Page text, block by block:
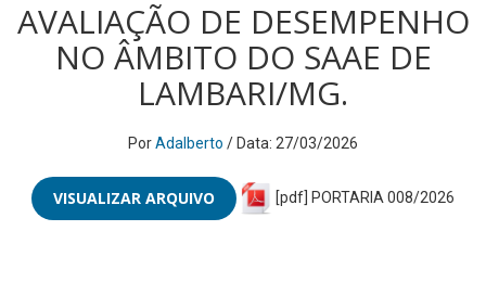
AVALIAÇÃO DE DESEMPENHO
NO ÂMBITO DO SAAE DE
LAMBARI/MG.
PorAdalberto / Data: 27/03/2026
VISUALIZAR ARQUIVO [pdf] PORTARIA 008/2026